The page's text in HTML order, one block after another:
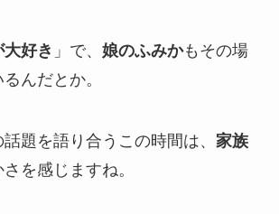
大好き 」で、 娘のふみかもその場
んだとか。
題を語り合うこの時間は、 家族
を感じますね。